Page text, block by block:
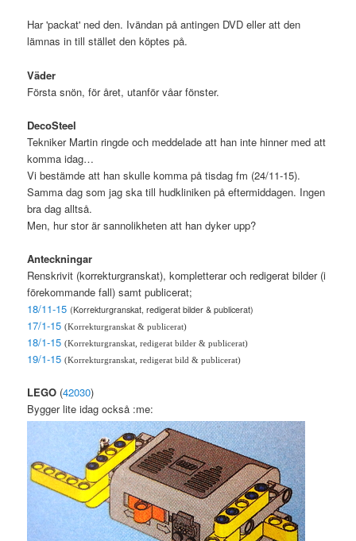
Har 'packat' ned den. Ivändan på antingen DVD eller att den
lämnas in till stället den köptes på.
Väder
Första snön, för året, utanför våar fönster.
DecoSteel
Tekniker Martin ringde och meddelade att han inte hinner med att
komma idag…
Vi bestämde att han skulle komma på tisdag fm (24/11-15).
Samma dag som jag ska till hudkliniken på eftermiddagen. Ingen
bra dag alltså.
Men, hur stor är sannolikheten att han dyker upp?
Anteckningar
Renskrivit (korrekturgranskat), kompletterar och redigerat bilder (i
förekommande fall) samt publicerat;
18/11-15 (Korrekturgranskat, redigerat bilder & publicerat)
17/1-15 (Korrekturgranskat& publicerat)
18/1-15 (Korrekturgranskat, redigerat bilder& publicerat)
19/1-15 (Korrekturgranskat, redigerat bild& publicerat)
LEGO (42030)
Bygger lite idag också :me: